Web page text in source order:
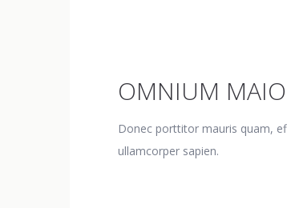
OMNIUM
Donec porttitor mauris quam,
ullamcorper sapien.